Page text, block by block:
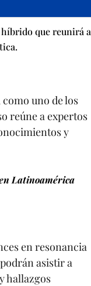
que reunirá a
uno de los
reúne a expertos
y
Latinoamérica
en resonancia
asistir a
hallazgos